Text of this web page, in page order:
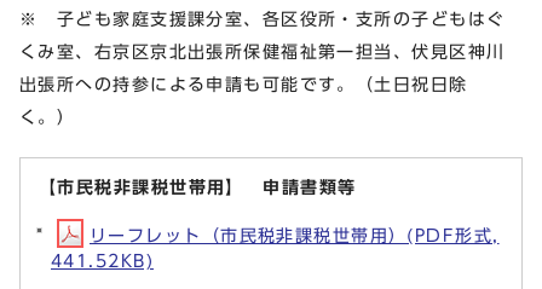
※ 子ども家庭支援課分室、各区役所・支所の子どもはぐ
くみ室、右京区京北出張所保健福祉第一担当、伏見区神川
出張所への持参による申請も可能です。（土日祝日除
く。）
【市民税非課税世帯用】 申請書類等
リーフレット（市民税非課税世帯用）(PDF形式,
441.52KB)